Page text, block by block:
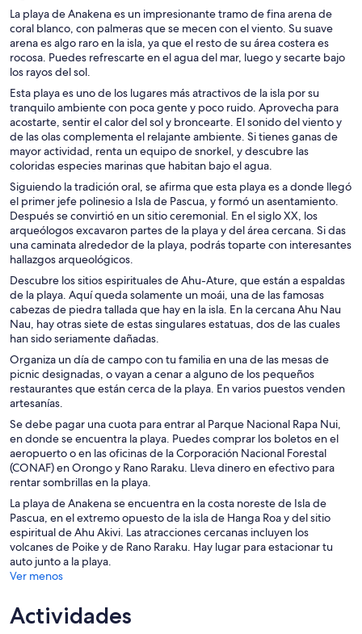
La playa de Anakena es un impresionante tramo de fina arena de
coral blanco, con palmeras que se mecen con el viento. Su suave
arena es algo raro en la isla, ya que el resto de su área costera es
rocosa. Puedes refrescarte en el agua del mar, luego y secarte bajo
los rayos del sol.
Esta playa es uno de los lugares más atractivos de la isla por su
tranquilo ambiente con poca gente y poco ruido. Aprovecha para
acostarte, sentir el calor del sol y broncearte. El sonido del viento y
de las olas complementa el relajante ambiente. Si tienes ganas de
mayor actividad, renta un equipo de snorkel, y descubre las
coloridas especies marinas que habitan bajo el agua.
Siguiendo la tradición oral, se afirma que esta playa es a donde llegó
el primer jefe polinesio a Isla de Pascua, y formó un asentamiento.
Después se convirtió en un sitio ceremonial. En el siglo XX, los
arqueólogos excavaron partes de la playa y del área cercana. Si das
una caminata alrededor de la playa, podrás toparte con interesantes
hallazgos arqueológicos.
Descubre los sitios espirituales de Ahu-Ature, que están a espaldas
de la playa. Aquí queda solamente un moái, una de las famosas
cabezas de piedra tallada que hay en la isla. En la cercana Ahu Nau
Nau, hay otras siete de estas singulares estatuas, dos de las cuales
han sido seriamente dañadas.
Organiza un día de campo con tu familia en una de las mesas de
picnic designadas, o vayan a cenar a alguno de los pequeños
restaurantes que están cerca de la playa. En varios puestos venden
artesanías.
Se debe pagar una cuota para entrar al Parque Nacional Rapa Nui,
en donde se encuentra la playa. Puedes comprar los boletos en el
aeropuerto o en las oficinas de la Corporación Nacional Forestal
(CONAF) en Orongo y Rano Raraku. Lleva dinero en efectivo para
rentar sombrillas en la playa.
La playa de Anakena se encuentra en la costa noreste de Isla de
Pascua, en el extremo opuesto de la isla de Hanga Roa y del sitio
espiritual de Ahu Akivi. Las atracciones cercanas incluyen los
volcanes de Poike y de Rano Raraku. Hay lugar para estacionar tu
auto junto a la playa.
Ver menos
Actividades